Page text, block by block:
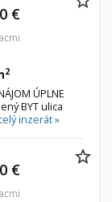
2
ÚPLNE
BYT ulica
inzerát »
€
€